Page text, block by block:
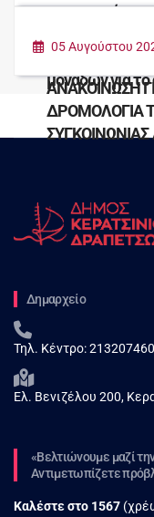
απορριπτέων
εκατό (100)
μονάδων για
05 Αυγούστου
ΑΝΑΚΟΙΝΩΣΗ
ΔΡΟΜΟΛΟΓΙΑ
Δημαρχείο
Τηλ. Κέντρο:
Ελ. Βενιζέλου 200,
«Βελτιώνουμε μαζί
Αντιμετωπίζετε
Καλέστε στο 1567